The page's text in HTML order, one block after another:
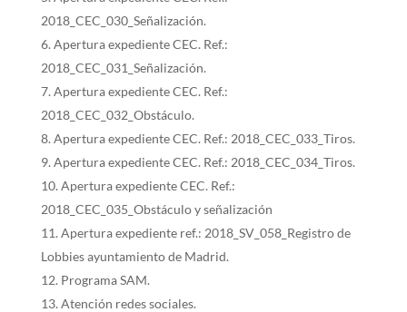
2018_CEC_030_Señalización.
Apertura expediente CEC. Ref.:
2018_CEC_031_Señalización.
Apertura expediente CEC. Ref.:
2018_CEC_032_Obstáculo.
Apertura expediente CEC. Ref.: 2018_CEC_033_Tiros.
Apertura expediente CEC. Ref.: 2018_CEC_034_Tiros.
Apertura expediente CEC. Ref.:
2018_CEC_035_Obstáculo y señalización
Apertura expediente ref.: 2018_SV_058_Registro de
Lobbies ayuntamiento de Madrid.
Programa SAM.
Atención redes sociales.